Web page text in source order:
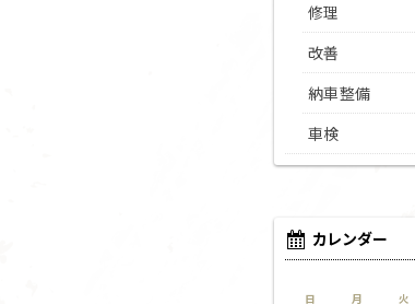
修理
改善
納車整備
車検
カレンダー
日 月 火